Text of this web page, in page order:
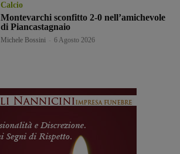
Calcio
Montevarchi sconfitto 2-0 nell’amichevole
di Piancastagnaio
Michele Bossini 6 Agosto 2026